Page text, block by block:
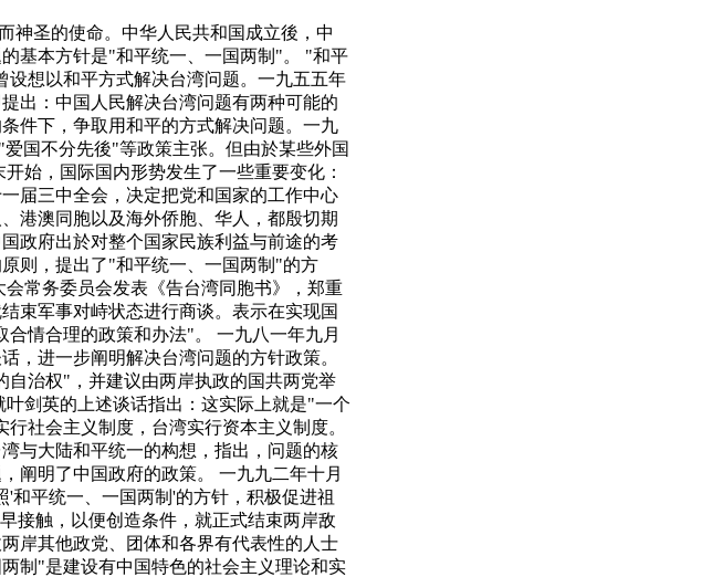
神圣的使命。中华人民共和国成立後，中
基本方针是"和平统一、一国两制"。 "和平
想以和平方式解决台湾问题。一九五五年
出：中国人民解决台湾问题有两种可能的
件下，争取用和平的方式解决问题。一九
国不分先後"等政策主张。但由於某些外国
始，国际国内形势发生了一些重要变化：
届三中全会，决定把党和国家的工作中心
港澳同胞以及海外侨胞、华人，都殷切期
政府出於对整个国家民族利益与前途的考
则，提出了"和平统一、一国两制"的方
常务委员会发表《告台湾同胞书》，郑重
束军事对峙状态进行商谈。表示在实现国
情合理的政策和办法"。 一九八一年九月
，进一步阐明解决台湾问题的方针政策。
治权"，并建议由两岸执政的国共两党举
剑英的上述谈话指出：这实际上就是"一个
社会主义制度，台湾实行资本主义制度。
与大陆和平统一的构想，指出，问题的核
阐明了中国政府的政策。 一九九二年十月
和平统一、一国两制'的方针，积极促进祖
接触，以便创造条件，就正式结束两岸敌
岸其他政党、团体和各界有代表性的人士
制"是建设有中国特色的社会主义理论和实